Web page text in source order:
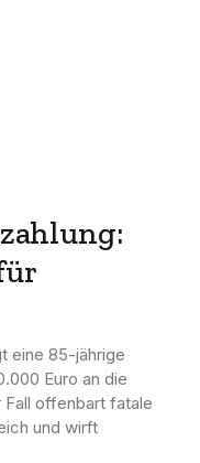
eine 85-jährige
Euro an die
offenbart fatale
und wirft